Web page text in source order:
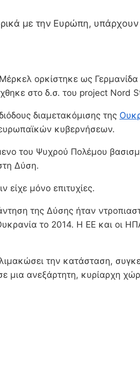
με την Ευρώπη,
ορκίστηκε ως
στο δ.σ. του project Nord
διαμετακόμισης της
κυβερνήσεων.
του Ψυχρού Πολέμου
Δύση.
είχε μόνο επιτυχίες.
της Δύσης ήταν
το 2014. Η ΕΕ και οι
την κατάσταση,
μια ανεξάρτητη, κυρίαρχη